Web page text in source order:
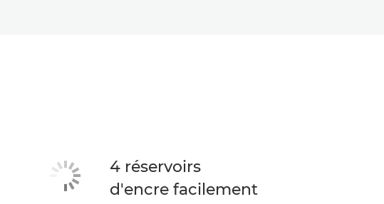
4 réservoirs
d'encre facilement